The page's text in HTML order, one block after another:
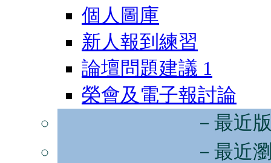
個人圖庫
新人報到練習
論壇問題建議 1
榮會及電子報討論
－最近
－最近